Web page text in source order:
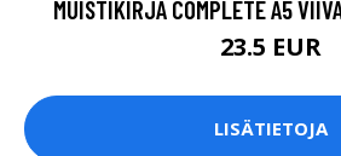
MUISTIKIRJA COMPLETE A5
23.5 EUR
LISÄTIETOJA